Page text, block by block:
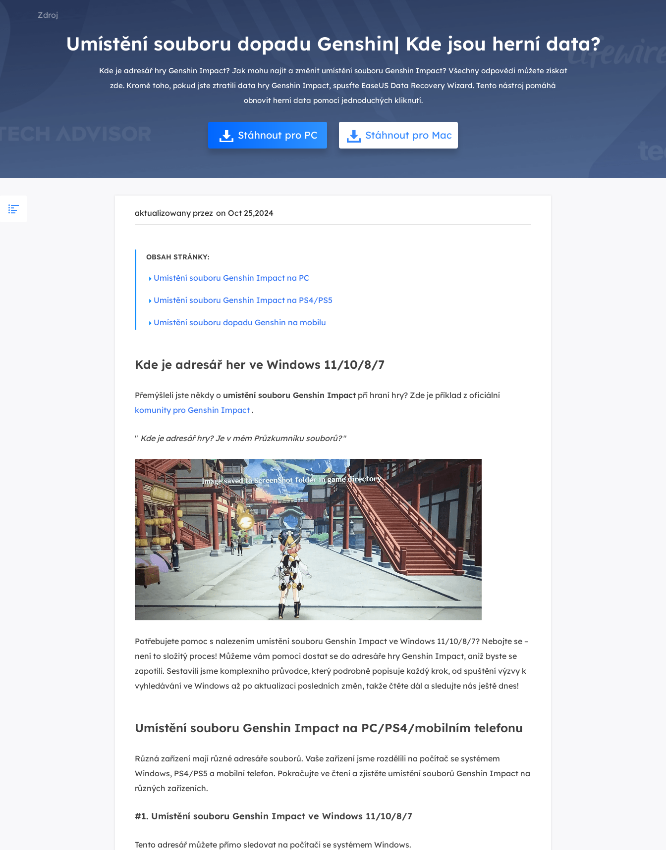
Zdroj
Umístění souboru dopadu Genshin| Kde jsou herní data?
Kde je adresář hry Genshin Impact? Jak mohu najít a změnit umístění souboru Genshin Impact? Všechny odpovědi můžete získat
zde. Kromě toho, pokud jste ztratili data hry Genshin Impact, spusťte EaseUS Data Recovery Wizard. Tento nástroj pomáhá
obnovit herní data pomocí jednoduchých kliknutí.
Stáhnout pro PC Stáhnout pro Mac
aktualizowany przez on Oct 25,2024
OBSAH STRÁNKY:
Umístění souboru Genshin Impact na PC
Umístění souboru Genshin Impact na PS4/PS5
Umístění souboru dopadu Genshin na mobilu
Kde je adresář her ve Windows 11/10/8/7
Přemýšleli jste někdy o umístění souboru Genshin Impact při hraní hry? Zde je příklad z oficiální
komunity pro Genshin Impact .
" Kde je adresář hry? Je v mém Průzkumníku souborů?"
Potřebujete pomoc s nalezením umístění souboru Genshin Impact ve Windows 11/10/8/7? Nebojte se –
není to složitý proces! Můžeme vám pomoci dostat se do adresáře hry Genshin Impact, aniž byste se
zapotili. Sestavili jsme komplexního průvodce, který podrobně popisuje každý krok, od spuštění výzvy k
vyhledávání ve Windows až po aktualizaci posledních změn, takže čtěte dál a sledujte nás ještě dnes!
Umístění souboru Genshin Impact na PC/PS4/mobilním telefonu
Různá zařízení mají různé adresáře souborů. Vaše zařízení jsme rozdělili na počítač se systémem
Windows, PS4/PS5 a mobilní telefon. Pokračujte ve čtení a zjistěte umístění souborů Genshin Impact na
různých zařízeních.
#1. Umístění souboru Genshin Impact ve Windows 11/10/8/7
Tento adresář můžete přímo sledovat na počítači se systémem Windows.